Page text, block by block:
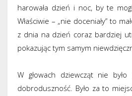
harowała dzień i noc, by te
Właściwie – „nie doceniały” to
z dnia na dzień coraz bardziej
pokazując tym samym
W głowach dziewcząt nie
dobroduszność. Było za to